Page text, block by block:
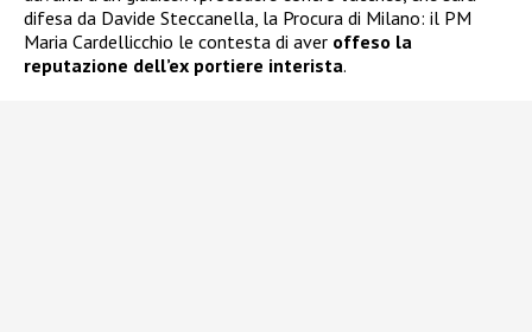
difesa da Davide Steccanella, la Procura di Milano: il PM
Maria Cardellicchio le contesta di aver offeso la
reputazione dell’ex portiere interista.